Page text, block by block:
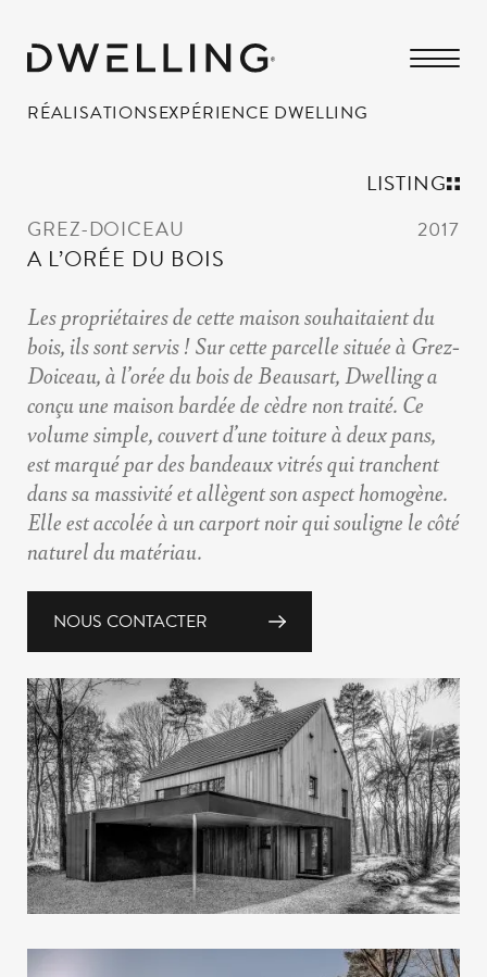
RÉALISATIONSEXPÉRIENCE DWELLING
A L’ORÉE DU BOIS
GREZ-DOICEAU 2017
LISTING
Les propriétaires de cette maison souhaitaient du
bois, ils sont servis ! Sur cette parcelle située à Grez-
Doiceau, à l’orée du bois de Beausart, Dwelling a
conçu une maison bardée de cèdre non traité. Ce
volume simple, couvert d’une toiture à deux pans,
est marqué par des bandeaux vitrés qui tranchent
dans sa massivité et allègent son aspect homogène.
Elle est accolée à un carport noir qui souligne le côté
naturel du matériau.
NOUS CONTACTER